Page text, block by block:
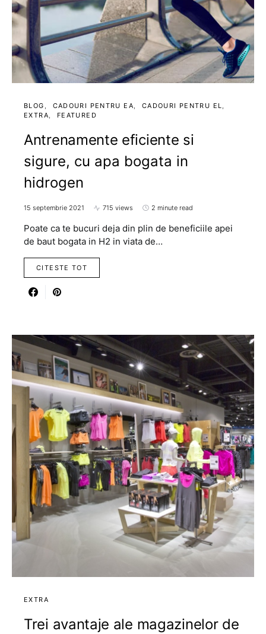
BLOG CADOURI PENTRU EA
CADOURI PENTRU EL
EXTRA
FEATURED
Antrenamente eficiente si
sigure, cu apa bogata in
hidrogen
15 septembrie 2021 715 views 2 minute read
Poate ca te bucuri deja din plin de beneficiile apei
de baut bogata in H2 in viata de…
CITESTE TOT
EXTRA
Trei avantaje ale magazinelor de